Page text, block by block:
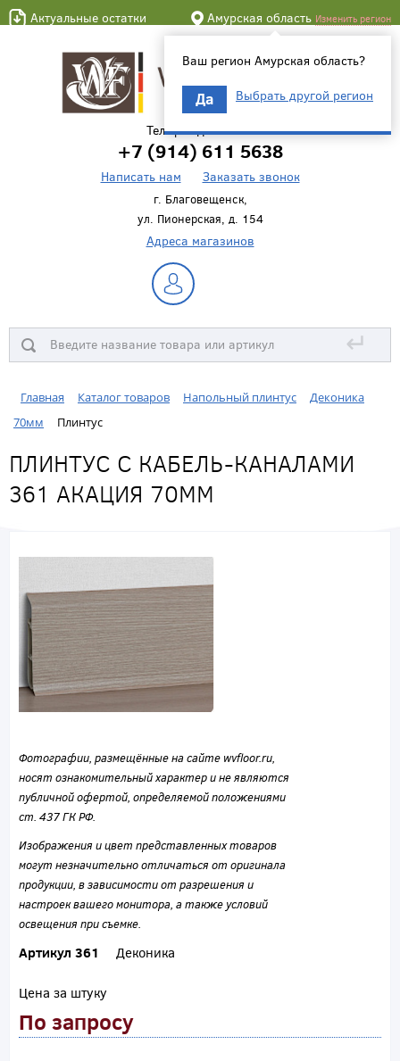
Актуальные остатки Амурская область Изменить регион
Ваш регион Амурская область?
Да Выбрать другой регион
Телефон для связи
+7 (914) 611 5638
Написать нам Заказать звонок
г. Благовещенск,
ул. Пионерская, д. 154
Адреса магазинов
↵
Главная Каталог товаров Напольный плинтус
Деконика
70мм
Плинтус
ПЛИНТУС С КАБЕЛЬ-КАНАЛАМИ
361 АКАЦИЯ 70ММ
Фотографии, размещённые на сайте wvfloor.ru,
носят ознакомительный характер и не являются
публичной офертой, определяемой положениями
ст. 437 ГК РФ.
Изображения и цвет представленных товаров
могут незначительно отличаться от оригинала
продукции, в зависимости от разрешения и
настроек вашего монитора, а также условий
освещения при съемке.
Артикул 361 Деконика
Цена за штуку
По запросу